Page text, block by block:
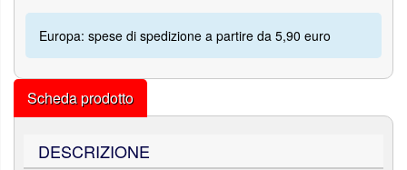
Europa: spese di spedizione a partire da 5,90 euro
Scheda prodotto
DESCRIZIONE